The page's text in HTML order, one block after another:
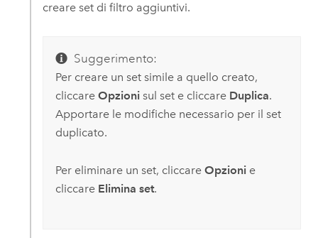
creare set di filtro aggiuntivi.
Suggerimento:
Per creare un set simile a quello creato,
cliccare Opzionisul set e cliccare Duplica.
Apportare le modifiche necessario per il set
duplicato.
Per eliminare un set, cliccare Opzionie
cliccare Elimina set.